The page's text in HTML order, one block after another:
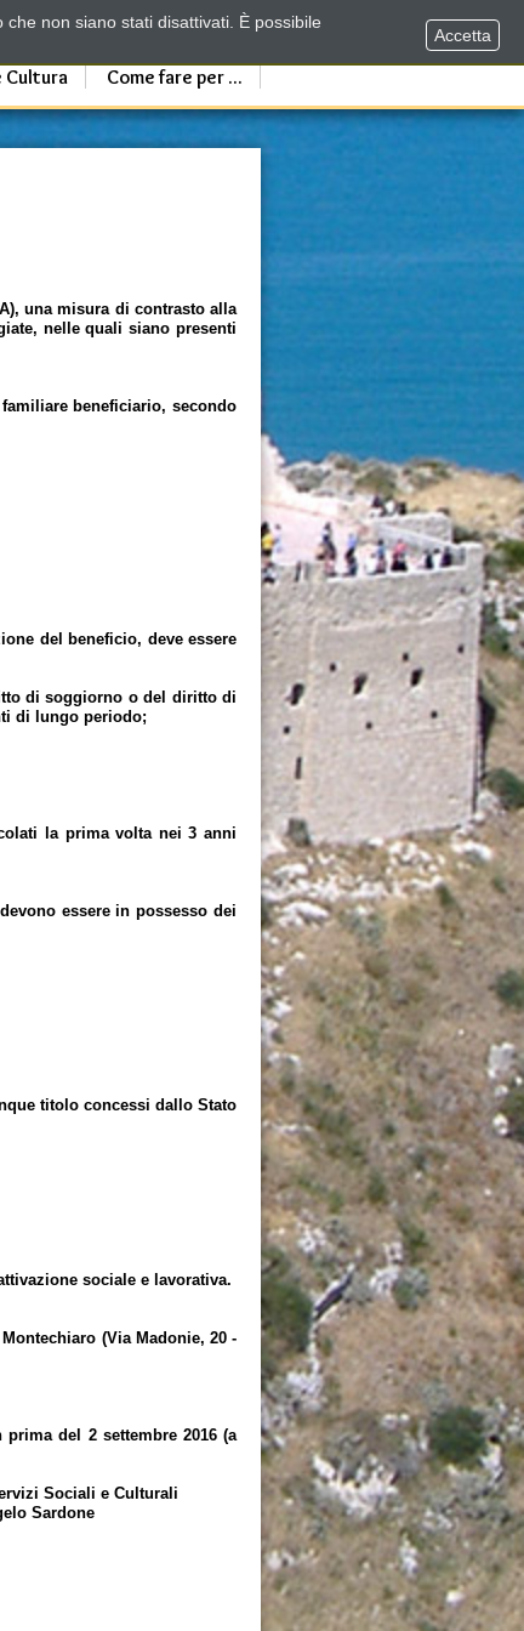
Cultura Come fare per ...
una misura di contrasto alla
nelle quali siano presenti
beneficiario, secondo
del beneficio, deve essere
di soggiorno o del diritto di
di lungo periodo;
la prima volta nei 3 anni
essere in possesso dei
titolo concessi dallo Stato
sociale e lavorativa.
(Via Madonie, 20 -
del 2 settembre 2016 (a
che non siano stati disattivati. È possibile
Accetta